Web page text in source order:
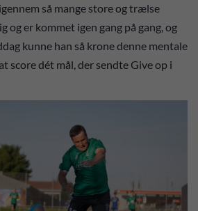
så mange store og trælse
og er kommet igen gang på gang, og
kunne han så krone denne mentale
score dét mål, der sendte Give op i